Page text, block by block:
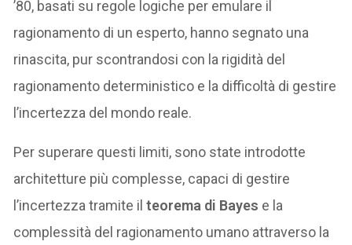
’80, basati su regole logiche per emulare il
ragionamento di un esperto, hanno segnato una
rinascita, pur scontrandosi con la rigidità del
ragionamento deterministico e la difficoltà di gestire
l’incertezza del mondo reale.
Per superare questi limiti, sono state introdotte
architetture più complesse, capaci di gestire
l’incertezza tramite ilteorema di Bayes e la
complessità del ragionamento umano attraverso la